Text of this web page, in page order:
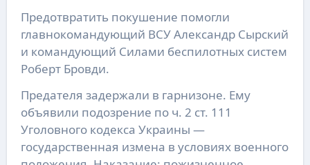
Предотвратить покушение помогли
главнокомандующий ВСУ Александр Сырский
и командующий Силами беспилотных систем
Роберт Бровди.
Предателя задержали в гарнизоне. Ему
объявили подозрение по ч. 2 ст. 111
Уголовного кодекса Украины —
государственная измена в условиях военного